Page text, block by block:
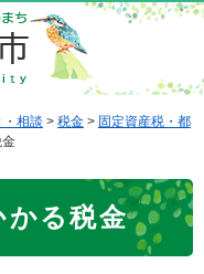
相談 > 税金 > 固定資産税・都
かる税金